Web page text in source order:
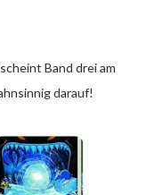
darauf!